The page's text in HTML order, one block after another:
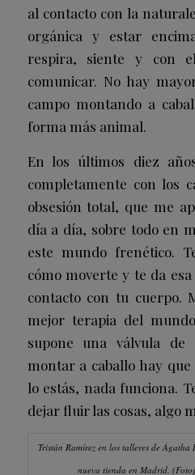
al contacto con la
orgánica y estar
respira, siente y con
comunicar. No hay
campo montando a
forma más animal.
En los últimos diez
completamente con los
obsesión total, que me
día a día, sobre todo en
este mundo frenético.
cómo moverte y te da
contacto con tu cuerpo.
mejor terapia del
supone una válvula de
montar a caballo hay
lo estás, nada funciona.
dejar fluir las cosas, algo
Tristán Ramírez en los talleres de
nueva tienda en Madrid.